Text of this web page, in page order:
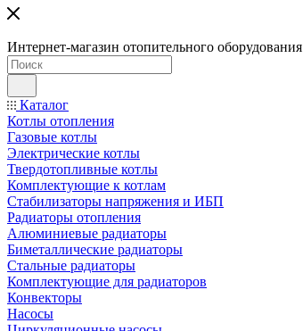
Интернет-магазин отопительного оборудования
Каталог
Котлы отопления
Газовые котлы
Электрические котлы
Твердотопливные котлы
Комплектующие к котлам
Стабилизаторы напряжения и ИБП
Радиаторы отопления
Алюминиевые радиаторы
Биметаллические радиаторы
Стальные радиаторы
Комплектующие для радиаторов
Конвекторы
Насосы